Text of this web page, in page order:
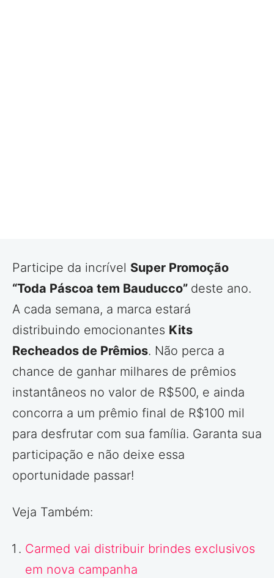
Participe da incrível Super Promoção
“Toda Páscoa tem Bauducco” deste ano.
A cada semana, a marca estará
distribuindo emocionantes Kits
Recheados de Prêmios. Não perca a
chance de ganhar milhares de prêmios
instantâneos no valor de R$500, e ainda
concorra a um prêmio final de R$100 mil
para desfrutar com sua família. Garanta sua
participação e não deixe essa
oportunidade passar!
Veja Também:
Carmed vai distribuir brindes exclusivos
em nova campanha